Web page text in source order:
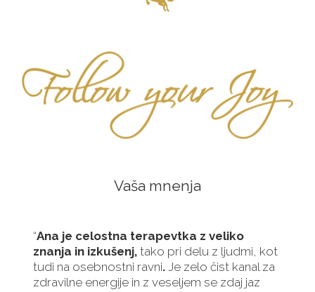
Vaša mnenja
“Ana je celostna terapevtka z veliko
znanja in izkušenj, tako pri delu z ljudmi, kot
tudi na osebnostni ravni. Je zelo čist kanal za
zdravilne energije in z veseljem se zdaj jaz